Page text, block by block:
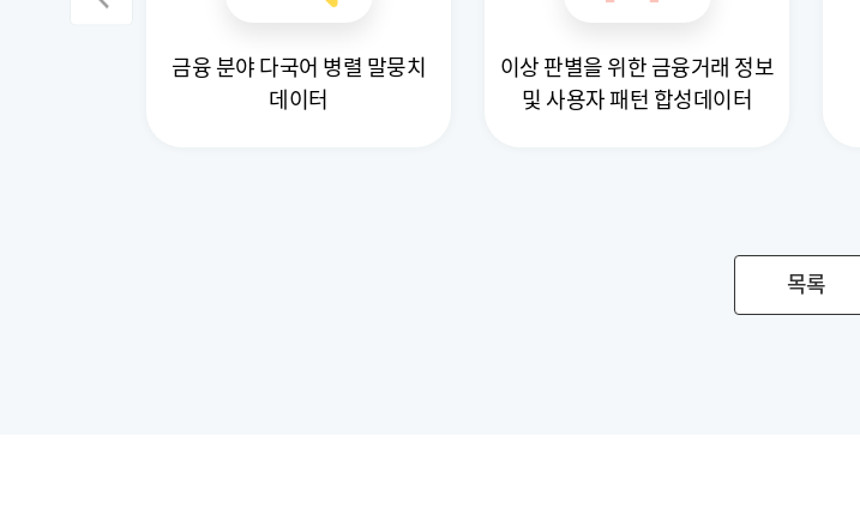
금융 분야 다국어 병렬 말뭉치
데이터
이상 판별을 위한 금융거래 정보
및 사용자 패턴 합성데이터
목록